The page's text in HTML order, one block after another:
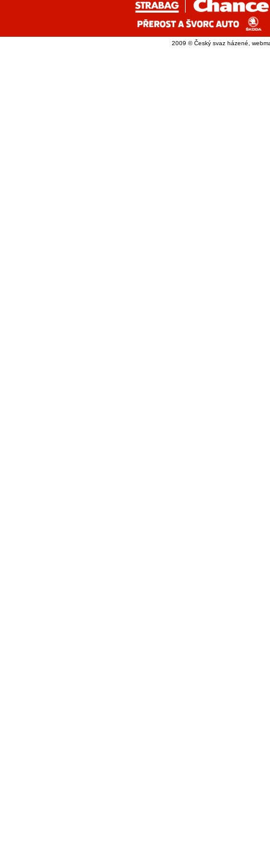
2009 © Český svaz házené,